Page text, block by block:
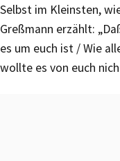
Selbst im Kleinsten,
Greßmann erzählt:
es um euch ist / Wie
wollte es von euch